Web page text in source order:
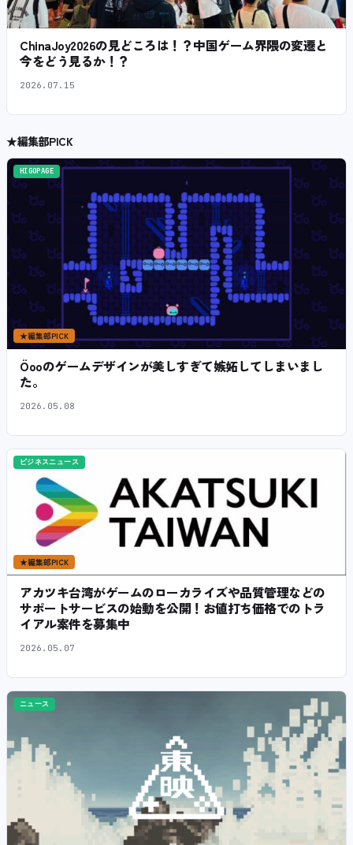
ChinaJoy2026の見どころは！？中国ゲーム界隈の変遷と
今をどう見るか！？
2026.07.15
★編集部PICK
HIGOPAGE
★編集部PICK
Öooのゲームデザインが美しすぎて嫉妬してしまいまし
た。
2026.05.08
ビジネスニュース
★編集部PICK
アカツキ台湾がゲームのローカライズや品質管理などの
サポートサービスの始動を公開！お値打ち価格でのトラ
イアル案件を募集中
2026.05.07
ニュース